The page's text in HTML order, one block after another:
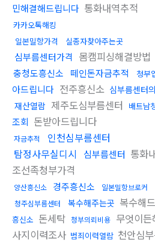
민해결해드립니다 통화내역추적
카카오톡해킹
일본밀항가격
실종자찾아주는곳
심부름센터가격 몸캠피싱해결방법
충청도흥신소 떼인돈자금추적 청부
아드립니다 전주흥신소 심부름센터
재산열람 제주도심부름센터 배트남
조회 돈받아드립니다
자금추적
인천심부름센터
탐정사무실디시
심부름센터 통화
조선족청부가격
양산흥신소 경주흥신소 일본밀항브로커
청주심부름센터 복수해주는곳 복수해
흥신소 돈세탁 청부의뢰비용 무엇이
사지이력조사 범죄이력열람 천안심